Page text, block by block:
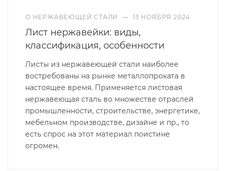
О НЕРЖАВЕЮЩЕЙ СТАЛИ — 13 НОЯБРЯ 2024
Лист нержавейки: виды,
классификация, особенности
Листы из нержавеющей стали наиболее
востребованы на рынке металлопроката в
настоящее время. Применяется листовая
нержавеющая сталь во множестве отраслей
промышленности, строительстве, энергетике,
мебельном производстве, дизайне и пр., то
есть спрос на этот материал поистине
огромен.